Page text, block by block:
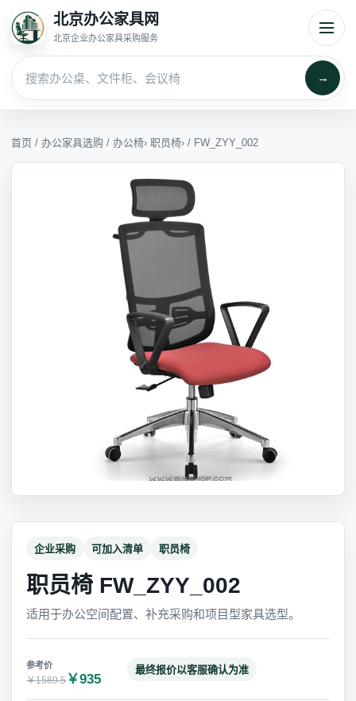
北京办公家具网
北京企业办公家具采购服务
→
首页 / 办公家具选购 / 办公椅› 职员椅› / FW_ZYY_002
企业采购 可加入清单 职员椅
职员椅 FW_ZYY_002
适用于办公空间配置、补充采购和项目型家具选型。
￥1589.5 ￥935
最终报价以客服确认为准